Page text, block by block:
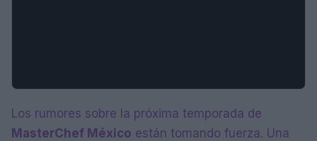
Los rumores sobre la próxima temporada de
MasterChef México están tomando fuerza. Una